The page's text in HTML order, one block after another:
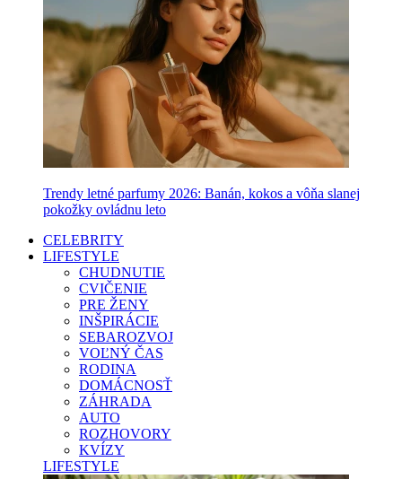
Trendy letné parfumy 2026: Banán, kokos a vôňa slanej
pokožky ovládnu leto
CELEBRITY
LIFESTYLE
CHUDNUTIE
CVIČENIE
PRE ŽENY
INŠPIRÁCIE
SEBAROZVOJ
VOĽNÝ ČAS
RODINA
DOMÁCNOSŤ
ZÁHRADA
AUTO
ROZHOVORY
KVÍZY
LIFESTYLE